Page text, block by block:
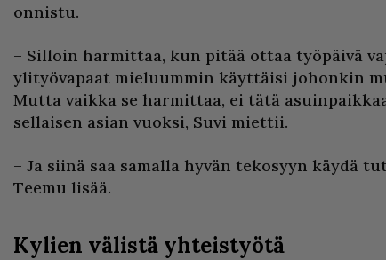
onnistu.
– Silloin harmittaa, kun pitää ottaa työpäivä
ylityövapaat mieluummin käyttäisi johonkin
Mutta vaikka se harmittaa, ei tätä
sellaisen asian vuoksi, Suvi miettii.
– Ja siinä saa samalla hyvän tekosyyn käydä
Teemu lisää.
Kylien välistä yhteistyötä